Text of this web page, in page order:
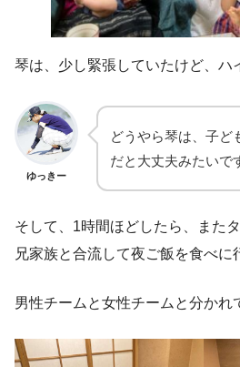
琴は、少し緊張していたけど、ハ
ゆっきー
どうやら琴は、子ど
だと大丈夫みたいで
そして、1時間ほどしたら、また
兄家族と合流して夜ご飯を食べ
男性チームと女性チームと分かれ